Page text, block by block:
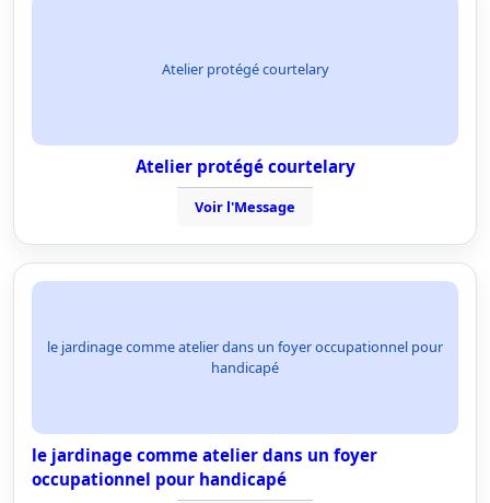
Atelier protégé courtelary
Atelier protégé courtelary
Voir l'Message
le jardinage comme atelier dans un foyer occupationnel pour
handicapé
le jardinage comme atelier dans un foyer
occupationnel pour handicapé